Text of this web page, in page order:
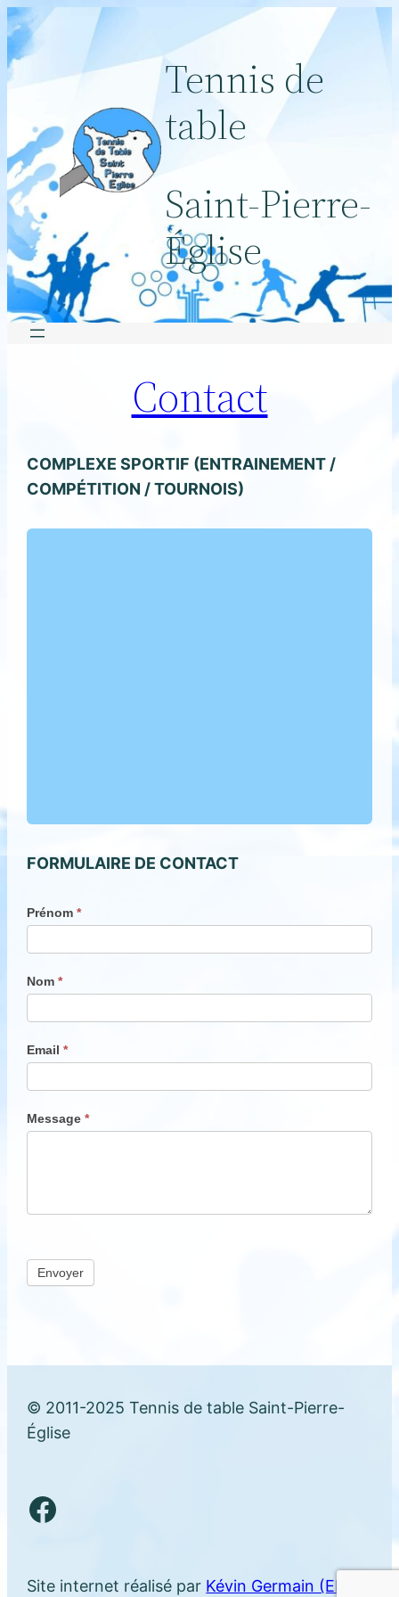
Aller
au
contenu
Tennis de
table
Saint-Pierre-
Église
Contact
COMPLEXE SPORTIF (ENTRAINEMENT /
COMPÉTITION / TOURNOIS)
FORMULAIRE DE CONTACT
C
t
t
U
s
Prénom*
Nom*
Email*
Message*
Envoyer
© 2011-2025 Tennis de table Saint-Pierre-
Église
Facebook
Site internet réalisé par Kévin Germain (EI)